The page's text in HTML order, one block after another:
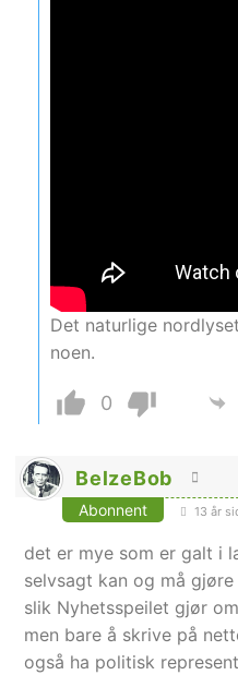
Det naturlige
noen.
0
BelzeBob
Abonnent 13 år
det er mye som er galt i
selvsagt kan og må
slik Nyhetsspeilet gjør
men bare å skrive på
også ha politisk